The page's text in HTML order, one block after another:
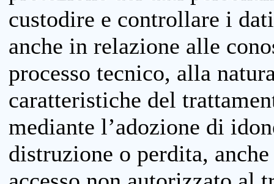
custodire e controllare i
anche in relazione alle
processo tecnico, alla
caratteristiche del
mediante l’adozione di
distruzione o perdita,